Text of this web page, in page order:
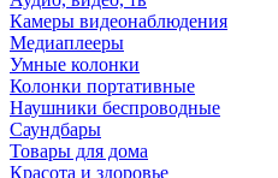
Камеры видеонаблюдения
Медиаплееры
Умные колонки
Колонки портативные
Наушники беспроводные
Саундбары
Товары для дома
Красота и здоровье